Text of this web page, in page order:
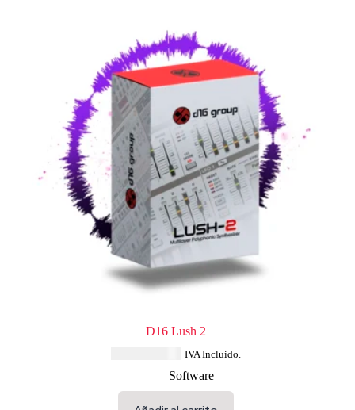
D16 Lush 2
IVA Incluido.
Software